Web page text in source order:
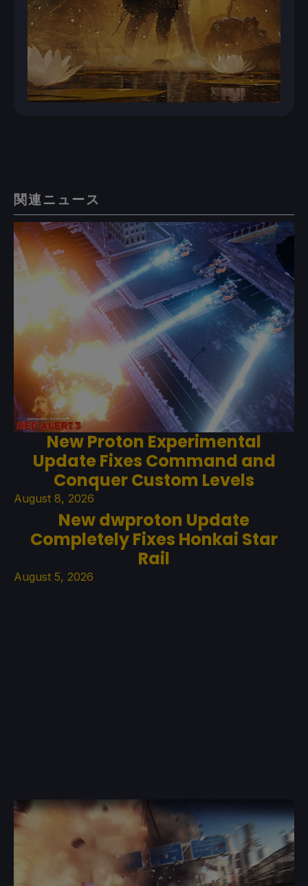
関連ニュース
New Proton Experimental
Update Fixes Command and
Conquer Custom Levels
August 8, 2026
New dwproton Update
Completely Fixes Honkai Star
Rail
August 5, 2026